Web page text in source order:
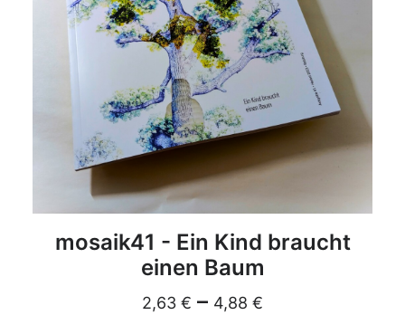
DETAILS
mosaik41 - Ein Kind braucht
einen Baum
2,63 € – 4,88 €